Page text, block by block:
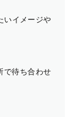
いイメージや
で待ち合わせ